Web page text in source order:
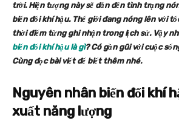
trời. Hiện tượng này sẽ dẫn đến tình trạng
biến đổi khí hậu. Thế giới đang nóng lên với
thời điểm từng ghi nhận trong lịch sử. Vậy
biến đổi khí hậu là gì? Có gần gũi với cuộc
Cùng đọc bài viết để biết thêm nhé.
Nguyên nhân biến đổi khí
xuất năng lượng